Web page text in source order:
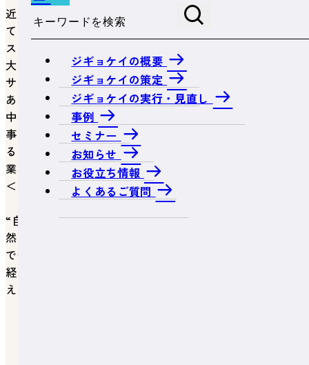
サイト内検索
ジギョケイの概要
ジギョケイの策定
ジギョケイの実行・見直し
事例
セミナー
お知らせ
お役立ち情報
よくあるご質問
近年、大規模な自然災害が全国で頻発しています。加え
て、新型コロナウイルス感染症などの自然災害以外のリ
スクも顕在化しています。こうした自然災害や感染症拡
大の影響は、個々の事業者の経営だけでなく、我が国の
サプライチェーン全体にも大きな影響を及ぼすおそれが
あります。
中小機構では、自然災害の発生や感染症の拡大等の緊急
事態に際して、事業を継続するために予め計画を策定す
るなど、平時から備えを行えるよう中小企業・小規模事
業者を支援しています。
＜PICK UP！＞災害教訓に学ぶ防災戦略
“自分の会社だけは大丈夫”と思っていませんか？——自
然災害は、予期せぬタイミングで、思いがけないかたち
で企業を襲います。本動画は、突然の災害に見舞われた
経営者のお話などを紹介しながら、備えの重要性をお伝
えしています。